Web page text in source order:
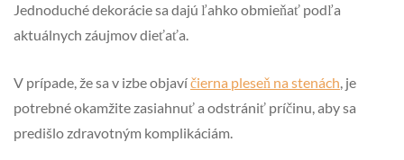
Jednoduché dekorácie sa dajú ľahko obmieňať podľa
aktuálnych záujmov dieťaťa.
V prípade, že sa v izbe objavíčierna pleseň na stenách, je
potrebné okamžite zasiahnuť a odstrániť príčinu, aby sa
predišlo zdravotným komplikáciám.